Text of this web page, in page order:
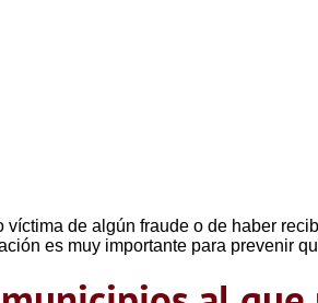
víctima de algún fraude o de haber
es muy importante para prevenir